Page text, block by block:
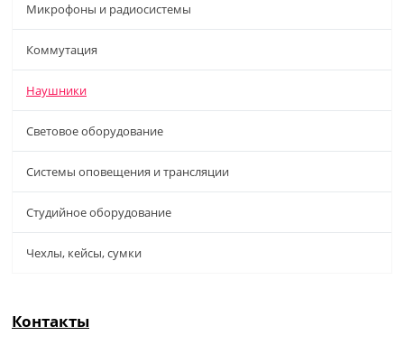
Микрофоны и радиосистемы
Коммутация
Наушники
Световое оборудование
Системы оповещения и трансляции
Студийное оборудование
Чехлы, кейсы, сумки
Контакты